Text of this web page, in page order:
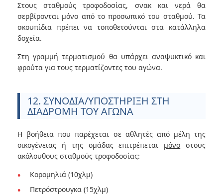
Στους σταθμούς τροφοδοσίας, σνακ και νερά θα
σερβίρονται μόνο από το προσωπικό του σταθμού. Τα
σκουπίδια πρέπει να τοποθετούνται στα κατάλληλα
δοχεία.
Στη γραμμή τερματισμού θα υπάρχει αναψυκτικό και
φρούτα για τους τερματίζοντες του αγώνα.
12. ΣΥΝΟΔΙΑ/ΥΠΟΣΤΗΡΙΞΗ ΣΤΗ
ΔΙΑΔΡΟΜΗ ΤΟΥ ΑΓΩΝΑ
Η βοήθεια που παρέχεται σε αθλητές από μέλη της
οικογένειας ή της ομάδας επιτρέπεται μόνο στους
ακόλουθους σταθμούς τροφοδοσίας:
Κορομηλιά (10χλμ)
Πετρόστρουγκα (15χλμ)